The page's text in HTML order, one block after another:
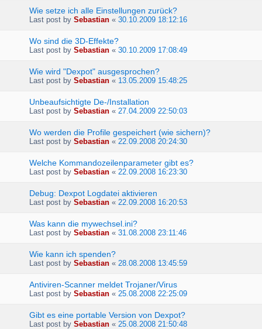
Wie setze ich alle Einstellungen zurück?
Last post by Sebastian « 30.10.2009 18:12:16
Wo sind die 3D-Effekte?
Last post by Sebastian « 30.10.2009 17:08:49
Wie wird "Dexpot" ausgesprochen?
Last post by Sebastian « 13.05.2009 15:48:25
Unbeaufsichtigte De-/Installation
Last post by Sebastian « 27.04.2009 22:50:03
Wo werden die Profile gespeichert (wie sichern)?
Last post by Sebastian « 22.09.2008 20:24:30
Welche Kommandozeilenparameter gibt es?
Last post by Sebastian « 22.09.2008 16:23:30
Debug: Dexpot Logdatei aktivieren
Last post by Sebastian « 22.09.2008 16:20:53
Was kann die mywechsel.ini?
Last post by Sebastian « 31.08.2008 23:11:46
Wie kann ich spenden?
Last post by Sebastian « 28.08.2008 13:45:59
Antiviren-Scanner meldet Trojaner/Virus
Last post by Sebastian « 25.08.2008 22:25:09
Gibt es eine portable Version von Dexpot?
Last post by Sebastian « 25.08.2008 21:50:48